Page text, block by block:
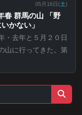
05月16日(土)
春 群馬の山 「野
かない」
・去年と５月２０日
山に行ってきた。第